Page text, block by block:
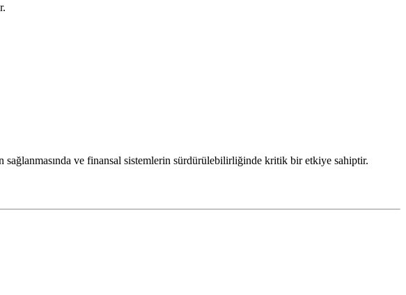
ve finansal sistemlerin sürdürülebilirliğinde kritik bir etkiye sahiptir.